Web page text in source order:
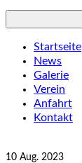
Startseite
News
Galerie
Verein
Anfahrt
Kontakt
10 Aug. 2023